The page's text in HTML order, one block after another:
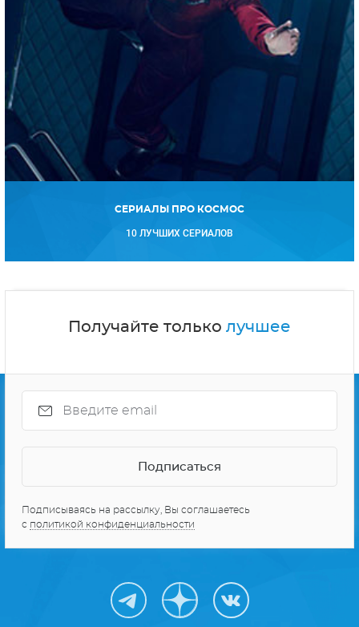
СЕРИАЛЫ ПРО КОСМОС
10 ЛУЧШИХ СЕРИАЛОВ
Получайте только лучшее
Подписываясь на рассылку, Вы соглашаетесь
с политикой конфиденциальности